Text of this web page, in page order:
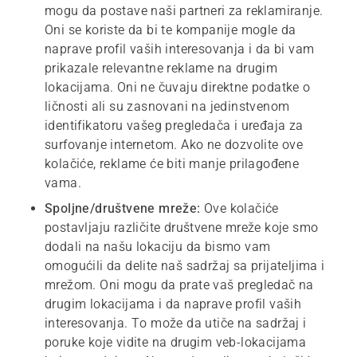
mogu da postave naši partneri za reklamiranje.
Oni se koriste da bi te kompanije mogle da
naprave profil vaših interesovanja i da bi vam
prikazale relevantne reklame na drugim
lokacijama. Oni ne čuvaju direktne podatke o
ličnosti ali su zasnovani na jedinstvenom
identifikatoru vašeg pregledača i uređaja za
surfovanje internetom. Ako ne dozvolite ove
kolačiće, reklame će biti manje prilagođene
vama.
Spoljne/društvene mreže: Ove kolačiće
postavljaju različite društvene mreže koje smo
dodali na našu lokaciju da bismo vam
omogućili da delite naš sadržaj sa prijateljima i
mrežom. Oni mogu da prate vaš pregledač na
drugim lokacijama i da naprave profil vaših
interesovanja. To može da utiče na sadržaj i
poruke koje vidite na drugim veb-lokacijama